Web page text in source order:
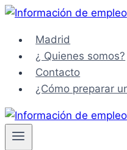
Saltar
contenidoMadrid
¿ Quienes somos?
Contacto
¿Cómo preparar